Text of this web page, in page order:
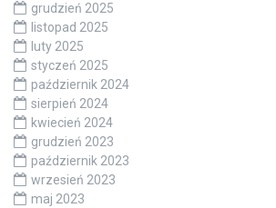
grudzień 2025
listopad 2025
luty 2025
styczeń 2025
październik 2024
sierpień 2024
kwiecień 2024
grudzień 2023
październik 2023
wrzesień 2023
maj 2023